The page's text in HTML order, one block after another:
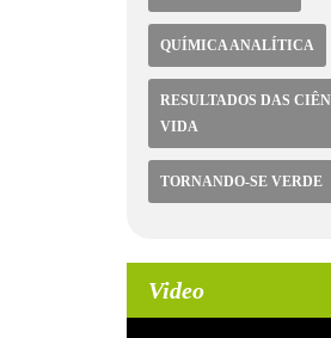
QUÍMICA ANALÍTICA
RESULTADOS DAS
VIDA
TORNANDO-SE VERDE
Video